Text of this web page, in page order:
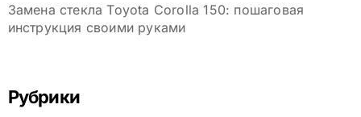
Замена стекла Toyota Corolla 150: пошаговая
инструкция своими руками
Рубрики